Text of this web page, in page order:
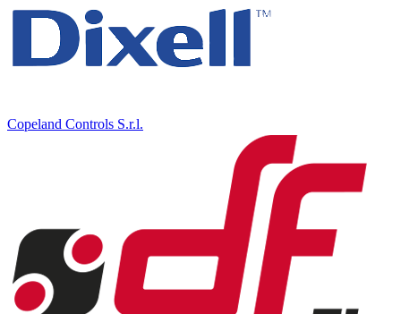
Copeland Controls S.r.l.